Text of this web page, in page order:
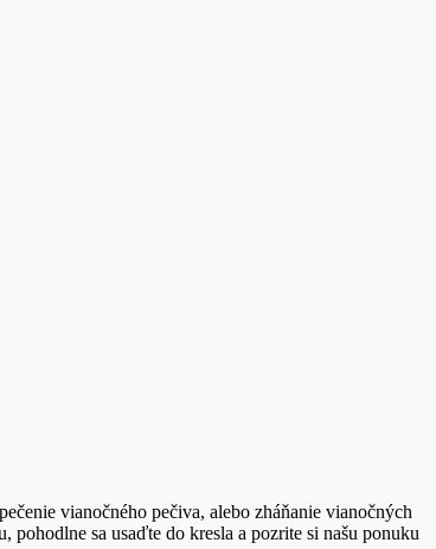
vianočného pečiva, alebo zháňanie vianočných
sa usaďte do kresla a pozrite si našu ponuku